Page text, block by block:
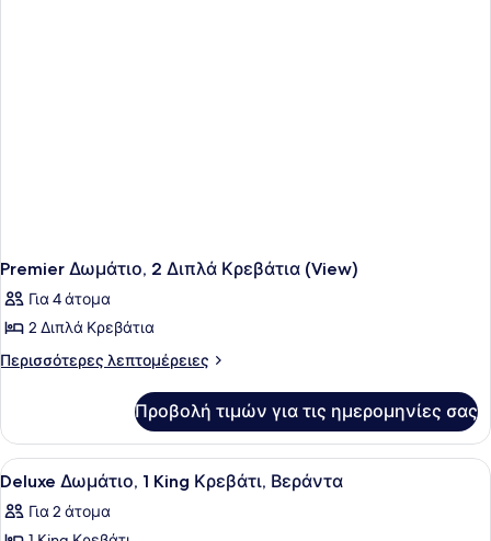
Premier Δωμάτιο, 2 Διπλά Κρεβάτια (View)
Για 4 άτομα
2 Διπλά Κρεβάτια
Περισσότερες λεπτομέρειες
Περισσότερες
Δωμάτιο,
Διπλά
(View)
Προβολή τιμών για τις ημερομηνίες σας
Προβολή
όλων
των
Ένα δωμάτιο ξενοδοχείου με ένα
3
Deluxe Δωμάτιο, 1 King Κρεβάτι, Βεράντα
Για 2 άτομα